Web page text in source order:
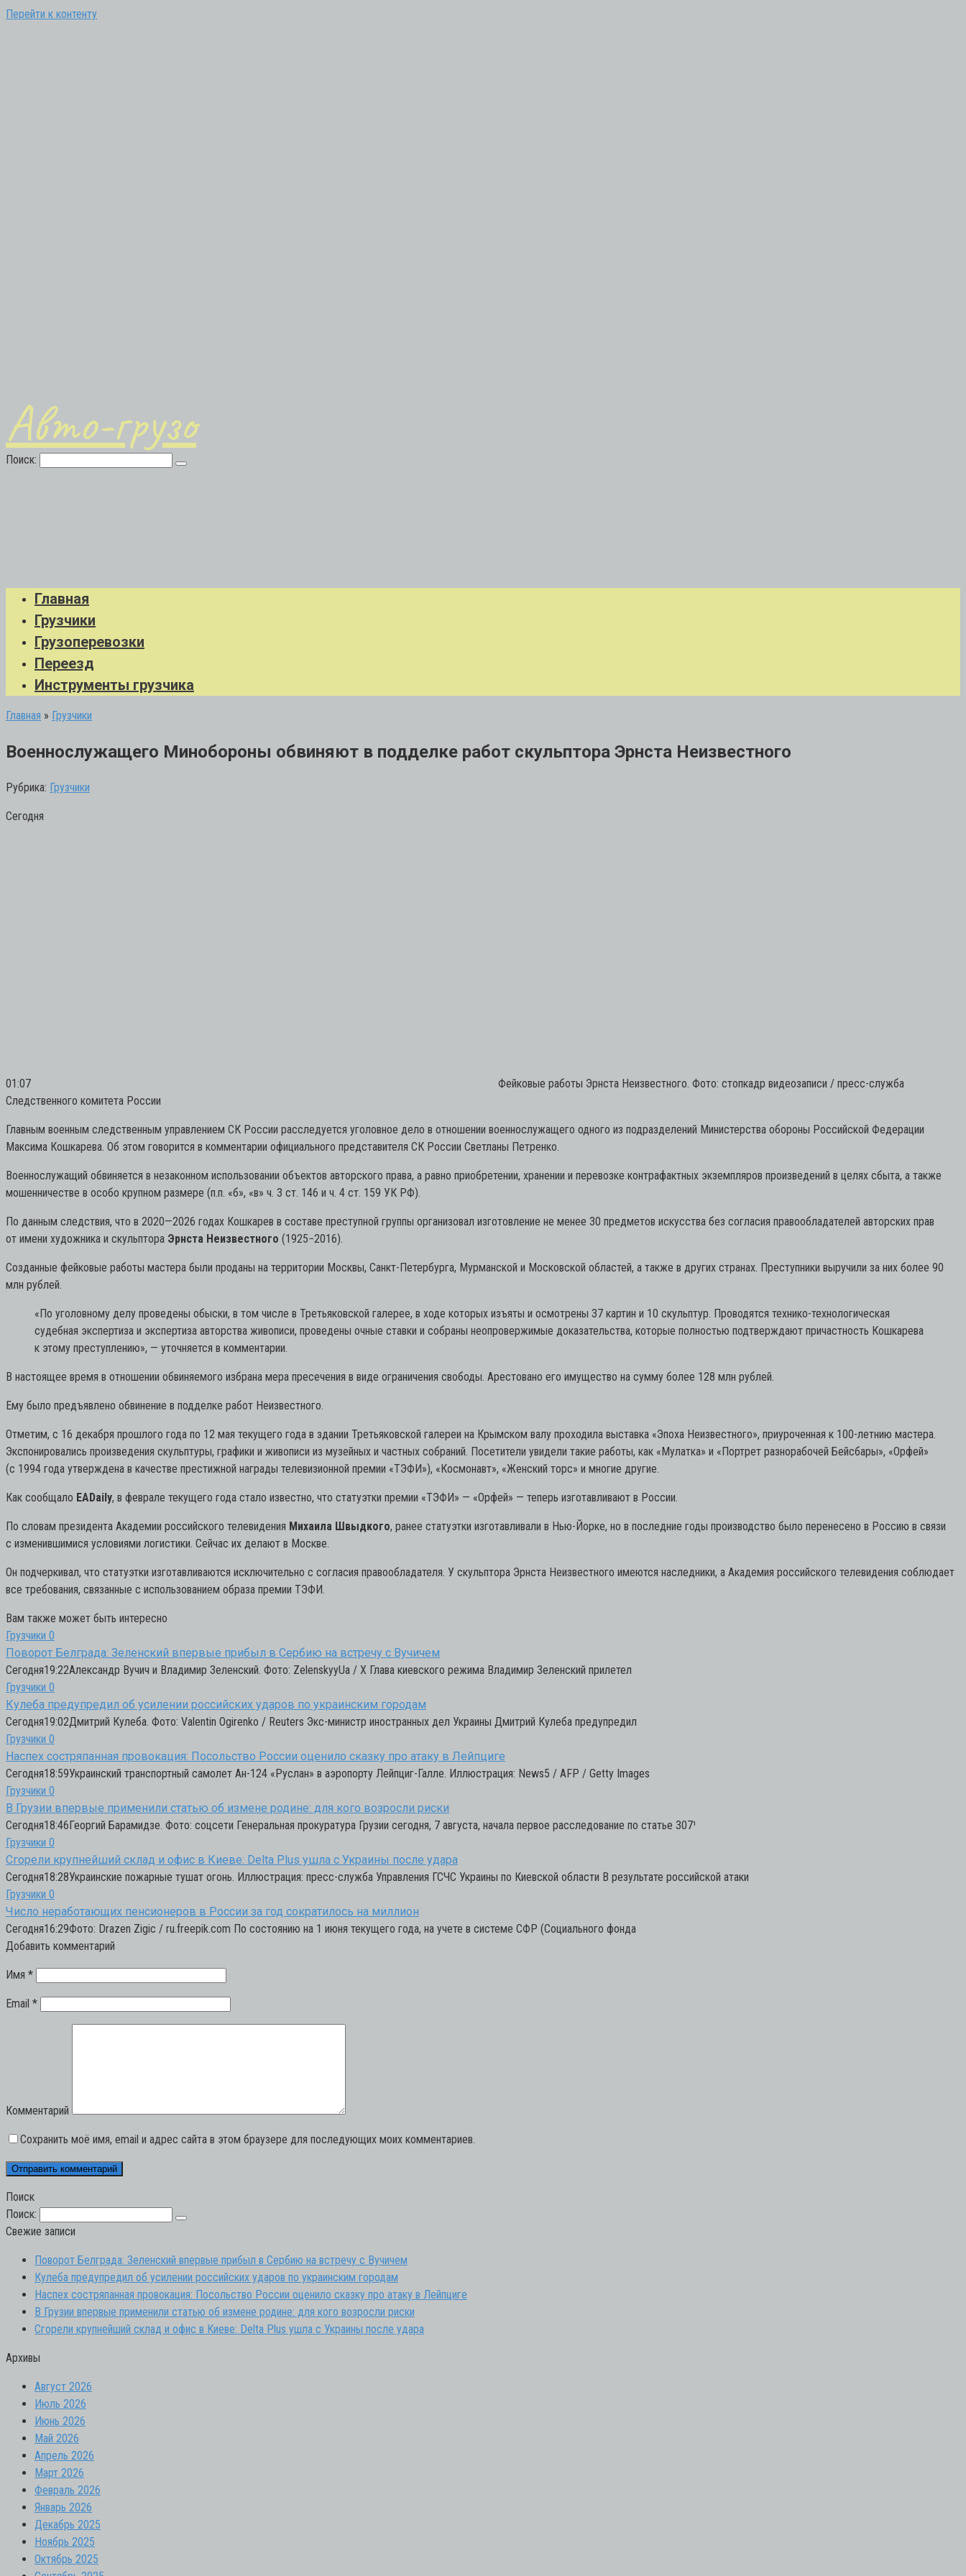
Перейти к контенту
Авто-грузо
Поиск:
Главная
Грузчики
Грузоперевозки
Переезд
Инструменты грузчика
Главная » Грузчики
Военнослужащего Минобороны обвиняют в подделке работ скульптора Эрнста Неизвестного
Рубрика: Грузчики
Сегодня
01:07
Фейковые работы Эрнста Неизвестного. Фото: стопкадр видеозаписи / пресс-служба
Следственного комитета России
Главным военным следственным управлением СК России расследуется уголовное дело в отношении военнослужащего одного из подразделений Министерства обороны Российской Федерации
Максима Кошкарева. Об этом говорится в комментарии официального представителя СК России Светланы Петренко.
Военнослужащий обвиняется в незаконном использовании объектов авторского права, а равно приобретении, хранении и перевозке контрафактных экземпляров произведений в целях сбыта, а также
мошенничестве в особо крупном размере (п.п. «б», «в» ч. 3 ст. 146 и ч. 4 ст. 159 УК РФ).
По данным следствия, что в 2020—2026 годах Кошкарев в составе преступной группы организовал изготовление не менее 30 предметов искусства без согласия правообладателей авторских прав
от имени художника и скульптора Эрнста Неизвестного (1925−2016).
Созданные фейковые работы мастера были проданы на территории Москвы, Санкт-Петербурга, Мурманской и Московской областей, а также в других странах. Преступники выручили за них более 90
млн рублей.
«По уголовному делу проведены обыски, в том числе в Третьяковской галерее, в ходе которых изъяты и осмотрены 37 картин и 10 скульптур. Проводятся технико-технологическая
судебная экспертиза и экспертиза авторства живописи, проведены очные ставки и собраны неопровержимые доказательства, которые полностью подтверждают причастность Кошкарева
к этому преступлению», — уточняется в комментарии.
В настоящее время в отношении обвиняемого избрана мера пресечения в виде ограничения свободы. Арестовано его имущество на сумму более 128 млн рублей.
Ему было предъявлено обвинение в подделке работ Неизвестного.
Отметим, с 16 декабря прошлого года по 12 мая текущего года в здании Третьяковской галереи на Крымском валу проходила выставка «Эпоха Неизвестного», приуроченная к 100-летнию мастера.
Экспонировались произведения скульптуры, графики и живописи из музейных и частных собраний. Посетители увидели такие работы, как «Мулатка» и «Портрет разнорабочей Бейсбары», «Орфей»
(с 1994 года утверждена в качестве престижной награды телевизионной премии «ТЭФИ»), «Космонавт», «Женский торс» и многие другие.
Как сообщало EADaily, в феврале текущего года стало известно, что статуэтки премии «ТЭФИ» — «Орфей» — теперь изготавливают в России.
По словам президента Академии российского телевидения Михаила Швыдкого, ранее статуэтки изготавливали в Нью-Йорке, но в последние годы производство было перенесено в Россию в связи
с изменившимися условиями логистики. Сейчас их делают в Москве.
Он подчеркивал, что статуэтки изготавливаются исключительно с согласия правообладателя. У скульптора Эрнста Неизвестного имеются наследники, а Академия российского телевидения соблюдает
все требования, связанные с использованием образа премии ТЭФИ.
Вам также может быть интересно
Грузчики 0
Поворот Белграда: Зеленский впервые прибыл в Сербию на встречу с Вучичем
Сегодня19:22Александр Вучич и Владимир Зеленский. Фото: ZelenskyyUa / X Глава киевского режима Владимир Зеленский прилетел
Грузчики 0
Кулеба предупредил об усилении российских ударов по украинским городам
Сегодня19:02Дмитрий Кулеба. Фото: Valentin Ogirenko / Reuters Экс-министр иностранных дел Украины Дмитрий Кулеба предупредил
Грузчики 0
Наспех состряпанная провокация: Посольство России оценило сказку про атаку в Лейпциге
Сегодня18:59Украинский транспортный самолет Ан-124 «Руслан» в аэропорту Лейпциг-Галле. Иллюстрация: News5 / AFP / Getty Images
Грузчики 0
В Грузии впервые применили статью об измене родине: для кого возросли риски
Сегодня18:46Георгий Барамидзе. Фото: соцсети Генеральная прокуратура Грузии сегодня, 7 августа, начала первое расследование по статье 307¹
Грузчики 0
Сгорели крупнейший склад и офис в Киеве: Delta Plus ушла с Украины после удара
Сегодня18:28Украинские пожарные тушат огонь. Иллюстрация: пресс-служба Управления ГСЧС Украины по Киевской области В результате российской атаки
Грузчики 0
Число неработающих пенсионеров в России за год сократилось на миллион
Сегодня16:29Фото: Drazen Zigic / ru.freepik.com По состоянию на 1 июня текущего года, на учете в системе СФР (Социального фонда
Добавить комментарий
Имя *
Email *
Комментарий
Сохранить моё имя, email и адрес сайта в этом браузере для последующих моих комментариев.
Поиск
Поиск:
Свежие записи
Поворот Белграда: Зеленский впервые прибыл в Сербию на встречу с Вучичем
Кулеба предупредил об усилении российских ударов по украинским городам
Наспех состряпанная провокация: Посольство России оценило сказку про атаку в Лейпциге
В Грузии впервые применили статью об измене родине: для кого возросли риски
Сгорели крупнейший склад и офис в Киеве: Delta Plus ушла с Украины после удара
Архивы
Август 2026
Июль 2026
Июнь 2026
Май 2026
Апрель 2026
Март 2026
Февраль 2026
Январь 2026
Декабрь 2025
Ноябрь 2025
Октябрь 2025